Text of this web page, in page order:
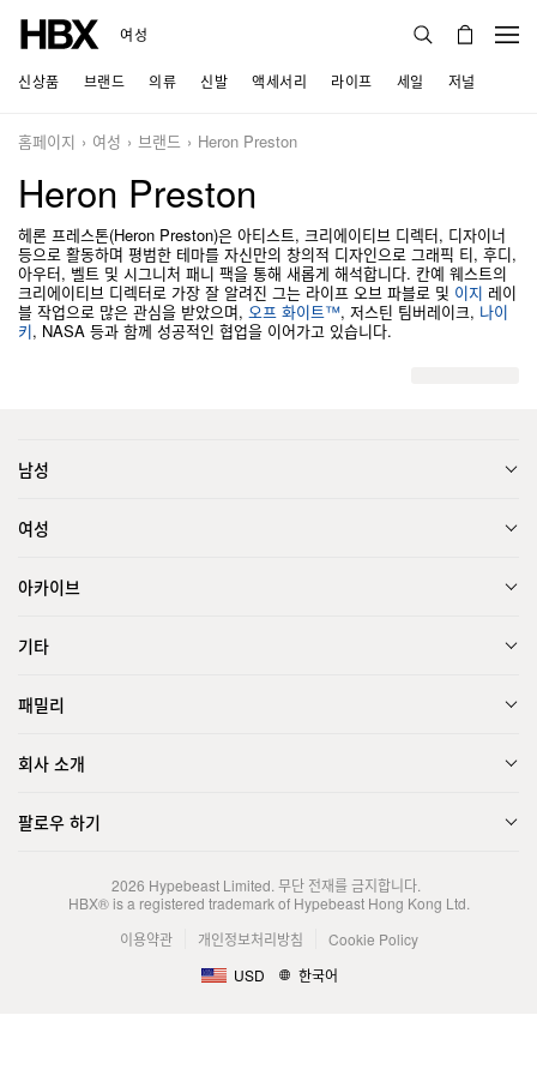
여성
신상품 브랜드 의류 신발 액세서리 라이프 세일 저널
홈페이지 여성 브랜드 Heron Preston
Heron Preston
헤론 프레스톤(Heron Preston)은 아티스트, 크리에이티브 디렉터, 디자이너
등으로 활동하며 평범한 테마를 자신만의 창의적 디자인으로 그래픽 티, 후디,
아우터, 벨트 및 시그니처 패니 팩을 통해 새롭게 해석합니다. 칸예 웨스트의
크리에이티브 디렉터로 가장 잘 알려진 그는 라이프 오브 파블로 및 이지 레이
블 작업으로 많은 관심을 받았으며, 오프 화이트™, 저스틴 팀버레이크, 나이
키, NASA 등과 함께 성공적인 협업을 이어가고 있습니다.
남성
여성
아카이브
기타
패밀리
회사 소개
팔로우 하기
2026 Hypebeast Limited. 무단 전재를 금지합니다.
HBX® is a registered trademark of Hypebeast Hong Kong Ltd.
이용약관
개인정보처리방침
Cookie Policy
USD
한국어